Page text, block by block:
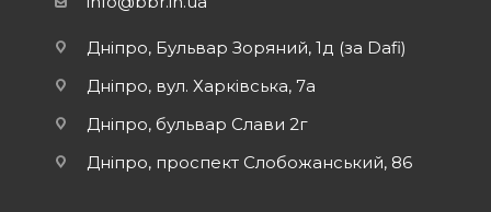
Дніпро, Бульвар Зоряний, 1д (за Dafi)
Дніпро, вул. Харківська, 7а
Дніпро, бульвар Слави 2г
Дніпро, проспект Слобожанський, 86